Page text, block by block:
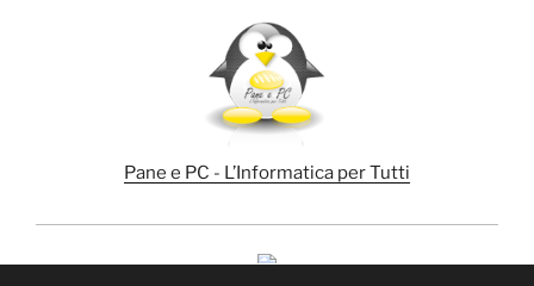
Pane e PC - L’Informatica per Tutti